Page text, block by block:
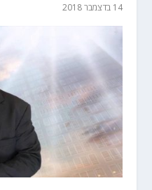
14 בדצמבר 2018